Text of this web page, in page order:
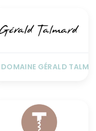
DOMAINE GÉRALD